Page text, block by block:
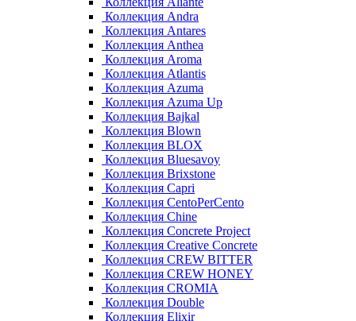
Коллекция Andra
Коллекция Antares
Коллекция Anthea
Коллекция Aroma
Коллекция Atlantis
Коллекция Azuma
Коллекция Azuma Up
Коллекция Bajkal
Коллекция Blown
Коллекция BLOX
Коллекция Bluesavoy
Коллекция Brixstone
Коллекция Capri
Коллекция CentoPerCento
Коллекция Chine
Коллекция Concrete Project
Коллекция Creative Concrete
Коллекция CREW BITTER
Коллекция CREW HONEY
Коллекция CROMIA
Коллекция Double
Коллекция Elixir